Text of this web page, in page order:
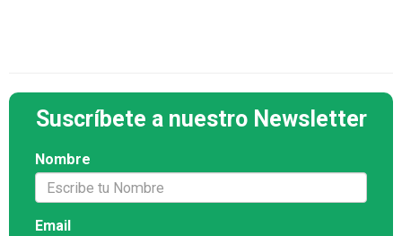
Suscríbete a nuestro Newsletter
Nombre
Email